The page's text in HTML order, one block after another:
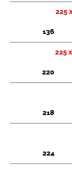
225
136
225
220
218
224